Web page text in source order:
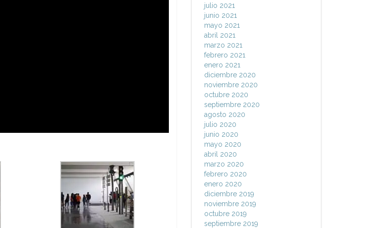
julio 2021
junio 2021
mayo 2021
abril 2021
marzo 2021
febrero 2021
enero 2021
diciembre 2020
noviembre 2020
octubre 2020
septiembre 2020
agosto 2020
julio 2020
junio 2020
mayo 2020
abril 2020
marzo 2020
febrero 2020
enero 2020
diciembre 2019
noviembre 2019
octubre 2019
septiembre 2019